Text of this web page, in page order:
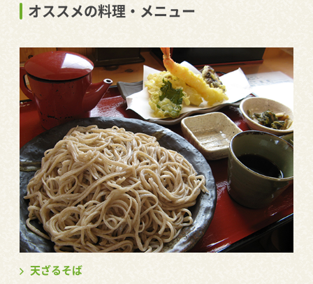
オススメの料理・メニュー
天ざるそば